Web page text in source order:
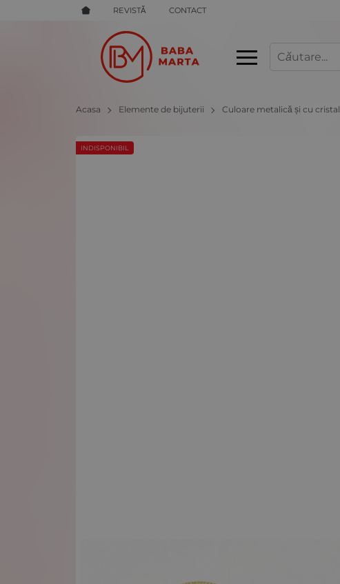
REVISTĂ CONTACT
Acasa Elemente de bijuterii Culoare metalică și cu cristal
INDISPONIBIL